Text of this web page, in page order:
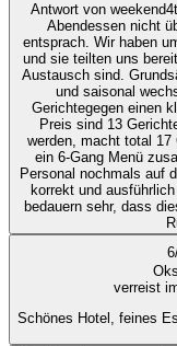
Antwort von
Abendessen nicht
entsprach. Wir haben
und sie teilten uns
Austausch sind.
und saisonal
Gerichtegegen einen
Preis sind 13
werden, macht total
ein 6-Gang Menü
Personal nochmals auf
korrekt und
bedauern sehr, dass
6
verreist
Schönes Hotel, feines